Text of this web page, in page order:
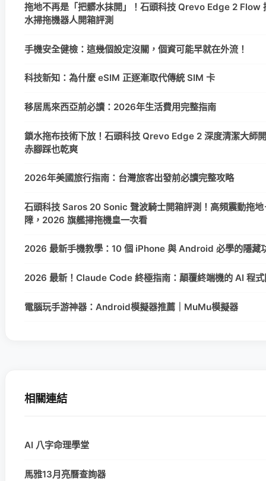
拖地不再是「把髒水抹開」！石頭科技 Qrevo Edge 2 Flow
水掃拖機器人開箱評測
手機安全健檢：這幾個設定沒關，個資可能早就在外流！
科技新知：為什麼 eSIM 正逐漸取代傳統 SIM 卡
移居馬來西亞前必讀：2026年生活費用完整指南
鎖水拖布技術下放！石頭科技 Qrevo Edge 2 深度清潔大師
赤腳踩也乾爽
2026年美國旅行指南：台灣旅客出發前必讀完整攻略
石頭科技 Saros 20 Sonic 聲波騎士開箱評測！高頻震動拖
障，2026 旗艦掃拖機皇一次看
2026 最新手機教學：10 個 iPhone 與 Android 必學的隱藏
2026 最新！Claude Code 終極指南：顛覆終端機的 AI 程式
電腦玩手游神器：Android模擬器推薦｜MuMu模擬器
相關連結
AI 八字命理學堂
馬雅13月亮曆查詢器